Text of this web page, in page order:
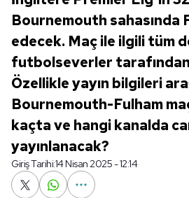
Bournemouth sahasında
edecek. Maç ile ilgili tüm
futbolseverler
Özellikle yayın bilgileri
Bournemouth-Fulham
kaçta ve hangi kanalda
yayınlanacak?
Giriş Tarihi:14 Nisan 2025 - 12:14